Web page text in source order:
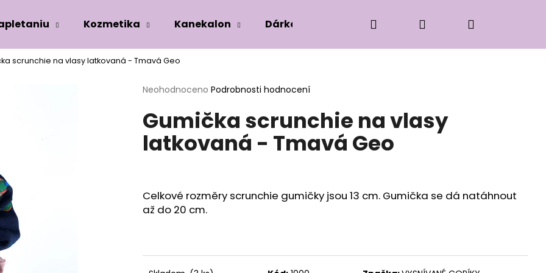
Kozmetika Kanekalon Dárková edice Příslušenství k zaplétání
Přihlášení
scrunchie na vlasy latkovaná - Tmavá Geo
Průměrné
produktu
je
0,0
Neohodnoceno Podrobnosti hodnocení
Gumička scrunchie na vlasy
latkovaná - Tmavá Geo
Celkové rozměry scrunchie gumičky jsou 13 cm. Gumička se dá natáhnout
až do 20 cm.
Co potřebujete najít?
HLEDAT